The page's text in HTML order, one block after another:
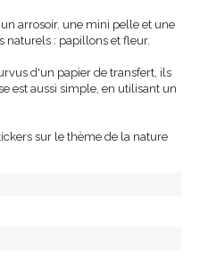
arrosoir, une mini pelle et une
naturels : papillons et fleur.
d'un papier de transfert, ils
est aussi simple, en utilisant un
sur le thème de la nature